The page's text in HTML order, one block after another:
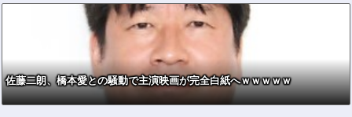
苦しむ
ェルターを整備
へ…小池知事
「弾道ミサイル
攻撃から都民の
命と財産守
る」！
射実験に効きま
くってしまうｗ
をやめられない
佐藤二朗、橋本愛との騒動で主演映画が完全白紙へｗｗｗｗｗ